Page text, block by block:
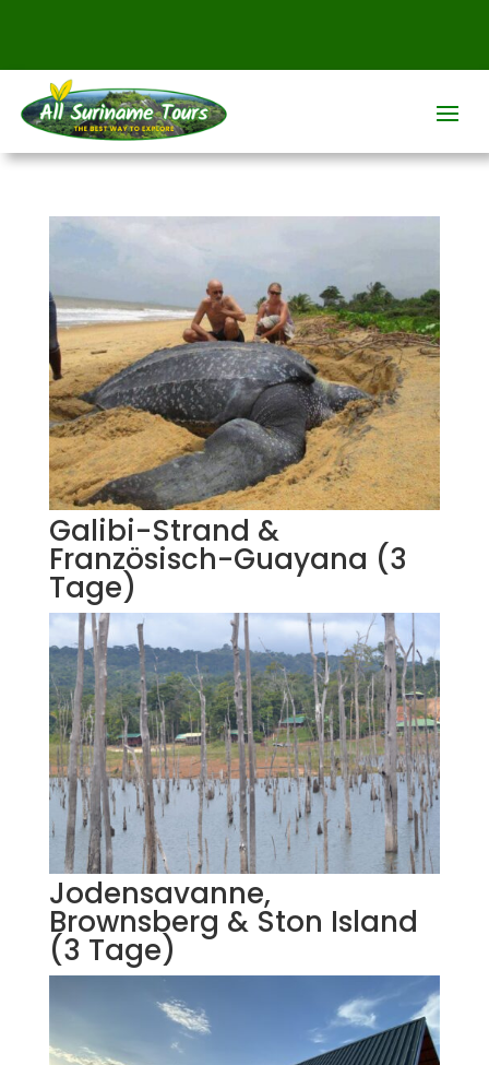
Galibi-Strand &
Französisch-Guayana (3
Tage)
Jodensavanne,
Brownsberg & Ston Island
(3 Tage)